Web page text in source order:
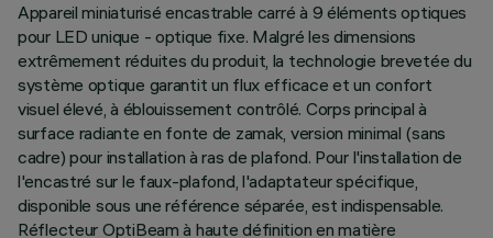
Appareil miniaturisé encastrable carré à 9 éléments optiques
pour LED unique - optique fixe. Malgré les dimensions
extrêmement réduites du produit, la technologie brevetée du
système optique garantit un flux efficace et un confort
visuel élevé, à éblouissement contrôlé. Corps principal à
surface radiante en fonte de zamak, version minimal (sans
cadre) pour installation à ras de plafond. Pour l'installation de
l'encastré sur le faux-plafond, l'adaptateur spécifique,
disponible sous une référence séparée, est indispensable.
Réflecteur OptiBeam à haute définition en matière